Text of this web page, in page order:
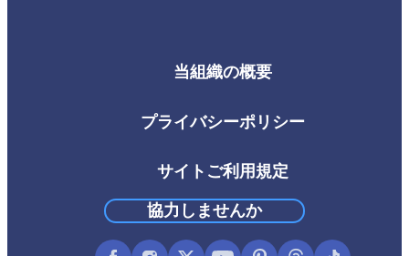
Footer
当組織の概要
プライバシーポリシー
サイトご利用規定
協力しませんか